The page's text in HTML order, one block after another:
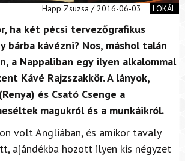
Happ Zsuzsa / 2016-06-03 LOKÁL
ha két pécsi tervezőgrafikus
bárba kávézni? Nos, máshol talán
a Nappaliban egy ilyen alkalommal
Kávé Rajzszakkör. A lányok,
és Csató Csenge a
magukról és a munkáikról.
volt Angliában, és amikor tavaly
ajándékba hozott ilyen kis négyzet